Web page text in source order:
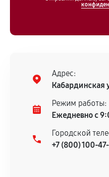
Адрес:
Кабардинская
Режим работы:
Ежедневно с
Городской
+7 (800) 100-